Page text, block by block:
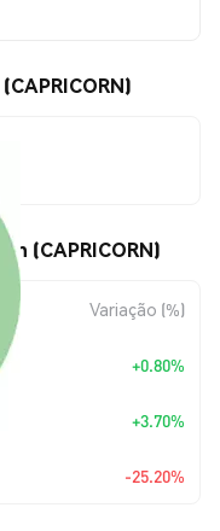
(CAPRICORN)
Variação (%)
+0.80%
+3.70%
-25.20%